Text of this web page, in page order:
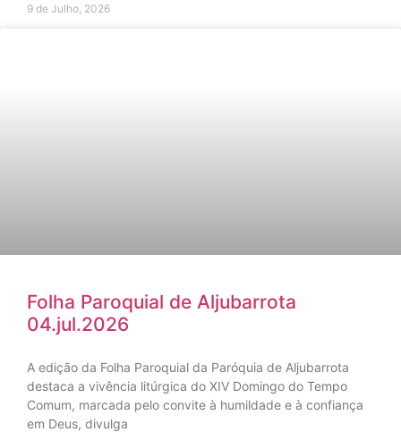
9 de Julho, 2026
Folha Paroquial de Aljubarrota
04.jul.2026
A edição da Folha Paroquial da Paróquia de Aljubarrota
destaca a vivência litúrgica do XIV Domingo do Tempo
Comum, marcada pelo convite à humildade e à confiança
em Deus, divulga